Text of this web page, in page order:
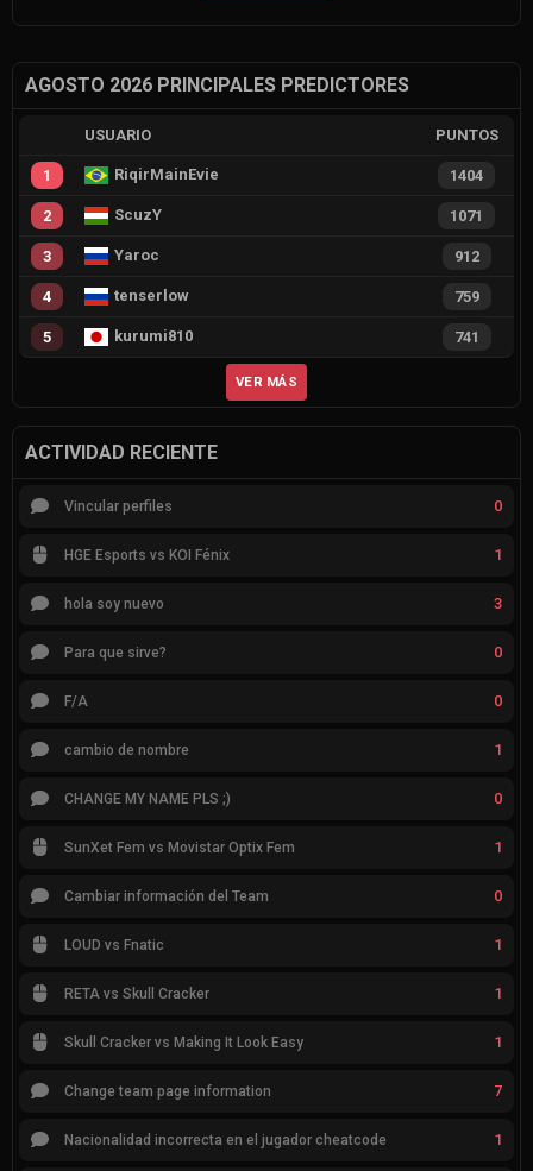
AGOSTO 2026 PRINCIPALES PREDICTORES
USUARIO PUNTOS
1 RiqirMainEvie 1404
2 ScuzY 1071
3 Yaroc 912
4 tenserlow 759
5 kurumi810 741
VER MÁS
ACTIVIDAD RECIENTE
Vincular perfiles 0
HGE Esports vs KOI Fénix 1
hola soy nuevo 3
Para que sirve? 0
F/A 0
cambio de nombre 1
CHANGE MY NAME PLS ;) 0
SunXet Fem vs Movistar Optix Fem 1
Cambiar información del Team 0
LOUD vs Fnatic 1
RETA vs Skull Cracker 1
Skull Cracker vs Making It Look Easy 1
Change team page information 7
Nacionalidad incorrecta en el jugador cheatcode 1